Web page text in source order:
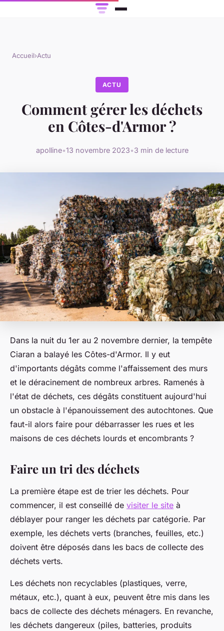
Accueil›Actu
ACTU
Comment gérer les déchets
en Côtes-d'Armor ?
apolline•13 novembre 2023•3 min de lecture
Dans la nuit du 1er au 2 novembre dernier, la tempête
Ciaran a balayé les Côtes-d'Armor. Il y eut
d'importants dégâts comme l'affaissement des murs
et le déracinement de nombreux arbres. Ramenés à
l'état de déchets, ces dégâts constituent aujourd'hui
un obstacle à l'épanouissement des autochtones. Que
faut-il alors faire pour débarrasser les rues et les
maisons de ces déchets lourds et encombrants ?
Faire un tri des déchets
La première étape est de trier les déchets. Pour
commencer, il est conseillé de visiter le site à
déblayer pour ranger les déchets par catégorie. Par
exemple, les déchets verts (branches, feuilles, etc.)
doivent être déposés dans les bacs de collecte des
déchets verts.
Les déchets non recyclables (plastiques, verre,
métaux, etc.), quant à eux, peuvent être mis dans les
bacs de collecte des déchets ménagers. En revanche,
les déchets dangereux (piles, batteries, produits